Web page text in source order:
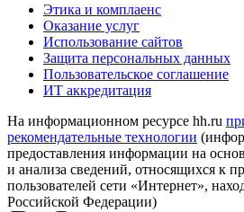
Этика и комплаенс
Оказание услуг
Использование сайтов
Защита персональных данных
Пользовательское соглашение
ИТ аккредитация
На информационном ресурсе hh.ru
рекомендательные технологии
предоставления информации на
и анализа сведений, относящихся к
пользователей сети «Интернет»,
Российской Федерации)